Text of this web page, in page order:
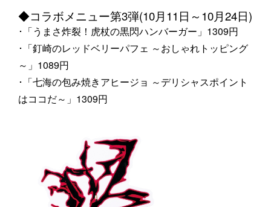
◆コラボメニュー第3弾(10月11日～10月24日)
･「うまさ炸裂！虎杖の黒閃ハンバーガー」1309円
･「釘崎のレッドベリーパフェ ～おしゃれトッピング
～」1089円
･「七海の包み焼きアヒージョ ～デリシャスポイント
はココだ～」1309円